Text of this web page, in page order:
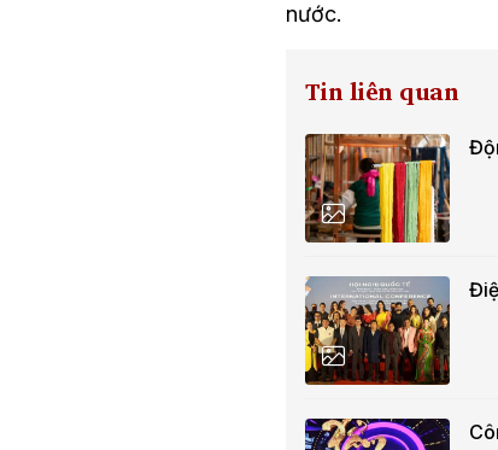
nước.
Tin liên quan